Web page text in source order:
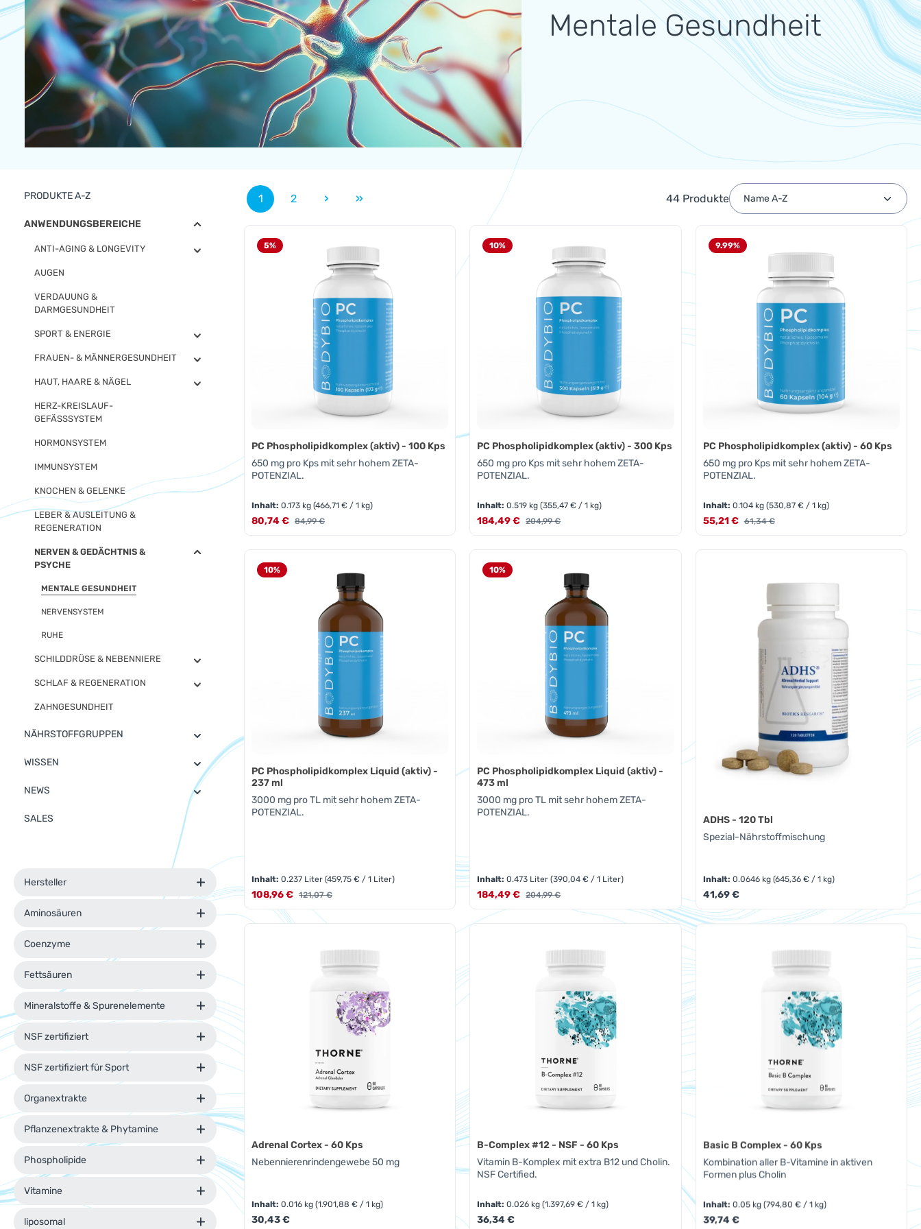
Mentale Gesundheit
PRODUKTE A-Z
ANWENDUNGSBEREICHE
ANTI-AGING & LONGEVITY
AUGEN
VERDAUUNG &
DARMGESUNDHEIT
SPORT & ENERGIE
FRAUEN- & MÄNNERGESUNDHEIT
HAUT, HAARE & NÄGEL
HERZ-KREISLAUF-
GEFÄSSSYSTEM
HORMONSYSTEM
IMMUNSYSTEM
KNOCHEN & GELENKE
LEBER & AUSLEITUNG &
REGENERATION
NERVEN & GEDÄCHTNIS &
PSYCHE
MENTALE GESUNDHEIT
NERVENSYSTEM
RUHE
SCHILDDRÜSE & NEBENNIERE
SCHLAF & REGENERATION
ZAHNGESUNDHEIT
NÄHRSTOFFGRUPPEN
WISSEN
NEWS
SALES
Hersteller
Aminosäuren
Coenzyme
Fettsäuren
Mineralstoffe & Spurenelemente
NSF zertifiziert
NSF zertifiziert für Sport
Organextrakte
Pflanzenextrakte & Phytamine
Phospholipide
Vitamine
liposomal
Seite
1
Seite
2 44 Produkte
5%
PC Phospholipidkomplex (aktiv) - 100 Kps
650 mg pro Kps mit sehr hohem ZETA-
POTENZIAL.
Inhalt:0.173 kg(466,71 € / 1 kg)
Verkaufspreis:
80,74 € Regulärer Preis:
84,99 €
Produkt Anzahl: Gib den gewünschten Wert ein oder benutze die Schaltflächen um die
10%
PC Phospholipidkomplex (aktiv) - 300 Kps
650 mg pro Kps mit sehr hohem ZETA-
POTENZIAL.
Inhalt:0.519 kg(355,47 € / 1 kg)
Verkaufspreis:
184,49 € Regulärer Preis:
204,99 €
Produkt Anzahl: Gib den gewünschten Wert ein oder
9.99%
PC Phospholipidkomplex (aktiv) - 60 Kps
650 mg pro Kps mit sehr hohem ZETA-
POTENZIAL.
Inhalt: 0.104 kg (530,87 € / 1 kg)
Verkaufspreis:
55,21 € Regulärer Preis:
61,34 €
10%
PC Phospholipidkomplex Liquid (aktiv) -
237 ml
3000 mg pro TL mit sehr hohem ZETA-
POTENZIAL.
Inhalt:0.237 Liter(459,75 € / 1 Liter)
Verkaufspreis:
108,96 € Regulärer Preis:
121,07 €
Produkt Anzahl: Gib den gewünschten Wert ein oder benutze die Schaltflächen um die
10%
PC Phospholipidkomplex Liquid (aktiv) -
473 ml
3000 mg pro TL mit sehr hohem ZETA-
POTENZIAL.
Inhalt:0.473 Liter(390,04 € / 1 Liter)
Verkaufspreis:
184,49 € Regulärer Preis:
204,99 €
Produkt Anzahl: Gib den gewünschten Wert ein oder
ADHS - 120 Tbl
Spezial-Nährstoffmischung
Inhalt: 0.0646 kg (645,36 € / 1 kg)
Regulärer Preis:
41,69 €
Produkt Anzahl: Gib den
Adrenal Cortex - 60 Kps
Nebennierenrindengewebe 50 mg
Inhalt:0.016 kg(1.901,88 € / 1 kg)
Regulärer Preis:
30,43 €
B-Complex #12 - NSF - 60 Kps
Vitamin B-Komplex mit extra B12 und Cholin.
NSF Certified.
Inhalt:0.026 kg(1.397,69 € / 1 kg)
Regulärer Preis:
36,34 €
Basic B Complex - 60 Kps
Kombination aller B-Vitamine in aktiven
Formen plus Cholin
Inhalt: 0.05 kg (794,80 € / 1 kg)
Regulärer Preis:
39,74 €